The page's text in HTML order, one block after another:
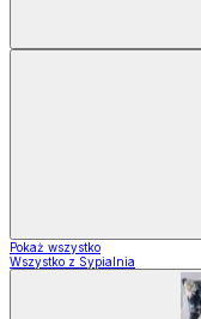
Pokaż wszystko
Wszystko z Sypialnia